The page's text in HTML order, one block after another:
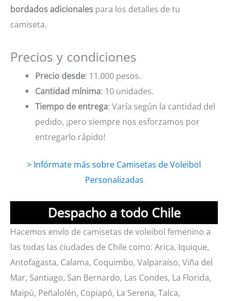
bordados adicionales para los detalles de tu
camiseta.
Precios y condiciones
Precio desde: 11.000 pesos.
Cantidad mínima: 10 unidades.
Tiempo de entrega: Varía según la cantidad del
pedido, ¡pero siempre nos esforzamos por
entregarlo rápido!
> Infórmate más sobre Camisetas de Voleibol
Personalizadas
Despacho a todo Chile
Hacemos envío de camisetas de voleibol femenino a
las todas las ciudades de Chile como: Arica, Iquique,
Antofagasta, Calama, Coquimbo, Valparaíso, Viña del
Mar, Santiago, San Bernardo, Las Condes, La Florida,
Maipú, Peñalolén, Copiapó, La Serena, Talca,